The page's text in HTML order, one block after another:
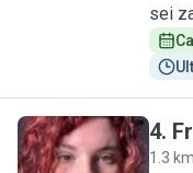
sei
4.
1.3 km